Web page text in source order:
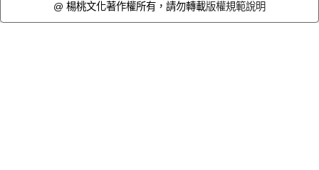
@ 楊桃文化著作權所有，請勿轉載版權規範說明